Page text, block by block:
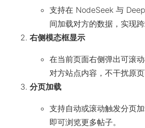
支持在 NodeSeek 与
间加载对方的数据，实现跨
右侧模态框显示
在当前页面右侧弹出可滚
对方站点内容，不干扰原页
分页加载
支持自动或滚动触发分页
即可浏览更多帖子。